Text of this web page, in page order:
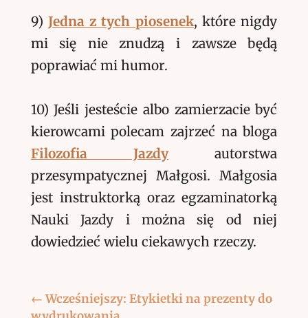
9)Jedna z tych piosenek, które nigdy
mi się nie znudzą i zawsze będą
poprawiać mi humor.
10) Jeśli jesteście albo zamierzacie być
kierowcami polecam zajrzeć na bloga
Filozofia Jazdyautorstwa
przesympatycznej Małgosi. Małgosia
jest instruktorką oraz egzaminatorką
Nauki Jazdy i można się od niej
dowiedzieć wielu ciekawych rzeczy.
←Wcześniejszy: Etykietki na prezenty do